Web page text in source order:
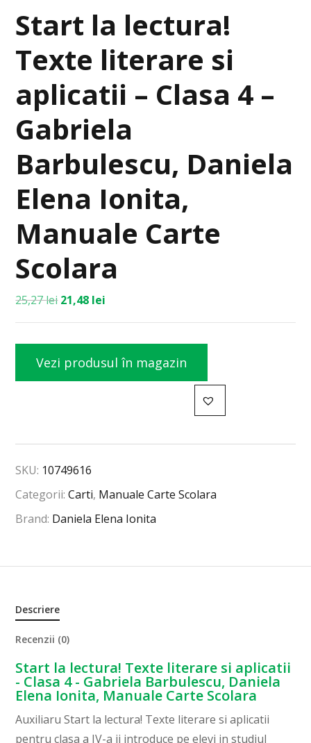
Start la lectura!
Texte literare si
aplicatii – Clasa 4 –
Gabriela
Barbulescu, Daniela
Elena Ionita,
Manuale Carte
Scolara
25,27lei 21,48 lei
Vezi produsul în magazin
SKU: 10749616
Categorii:Carti, Manuale Carte Scolara
Brand: Daniela Elena Ionita
Descriere
Recenzii (0)
Start la lectura! Texte literare si aplicatii
- Clasa 4 - Gabriela Barbulescu, Daniela
Elena Ionita, Manuale Carte Scolara
Auxiliaru Start la lectura! Texte literare si aplicatii
pentru clasa a IV-a ii introduce pe elevi in studiul